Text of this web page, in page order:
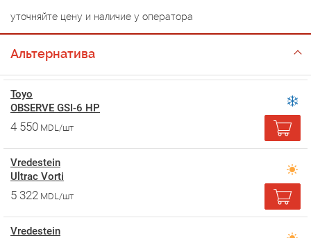
уточняйте цену и наличие у оператора
Альтернатива
Toyo
OBSERVE GSI-6 HP
4 550 MDL/шт
Vredestein
Ultrac Vorti
5 322 MDL/шт
Vredestein